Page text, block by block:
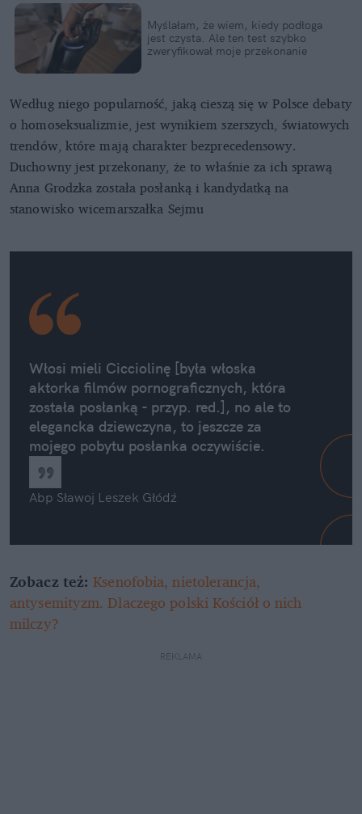
Myślałam, że wiem, kiedy podłoga
jest czysta. Ale ten test szybko
zweryfikował moje przekonanie
Według niego popularność, jaką cieszą się w Polsce debaty
o homoseksualizmie, jest wynikiem szerszych, światowych
trendów, które mają charakter bezprecedensowy.
Duchowny jest przekonany, że to właśnie za ich sprawą
Anna Grodzka została posłanką i kandydatką na
stanowisko wicemarszałka Sejmu
Abp Sławoj Leszek Głódź
Włosi mieli Cicciolinę [była włoska
aktorka filmów pornograficznych, która
została posłanką - przyp. red.], no ale to
elegancka dziewczyna, to jeszcze za
mojego pobytu posłanka oczywiście.
Zobacz też: Ksenofobia, nietolerancja,
antysemityzm. Dlaczego polski Kościół o nich
milczy?
REKLAMA